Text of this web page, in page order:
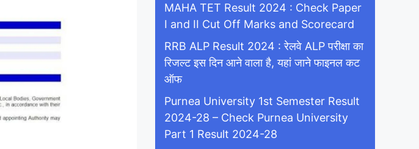
MAHA TET Result 2024 : Check Paper
I and II Cut Off Marks and Scorecard
RRB ALP Result 2024 : रेलवे ALP परीक्षा का
रिजल्ट इस दिन आने वाला है, यहां जाने फाइनल कट
ऑफ
Purnea University 1st Semester Result
2024-28 – Check Purnea University
Part 1 Result 2024-28